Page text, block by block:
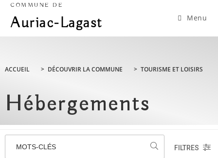
COMMUNE DE
Auriac-Lagast Menu
ACCUEIL > DÉCOUVRIR LA COMMUNE > TOURISME ET LOISIRS
Hébergements
MOTS-CLÉS FILTRES